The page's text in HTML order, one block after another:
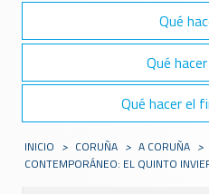
Qué
Qué
Qué hacer el
INICIO > CORUÑA > A CORUÑA >
CONTEMPORÁNEO: EL QUINTO